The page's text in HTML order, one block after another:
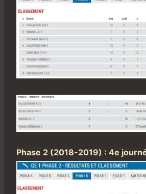
Phase 2 (2018-2019) : 4e